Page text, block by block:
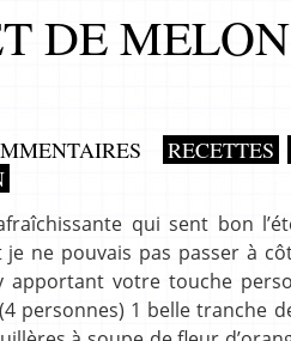
DE
RECETTES
qui sent bon
ne pouvais pas passer à
votre touche
personnes) 1 belle tranche